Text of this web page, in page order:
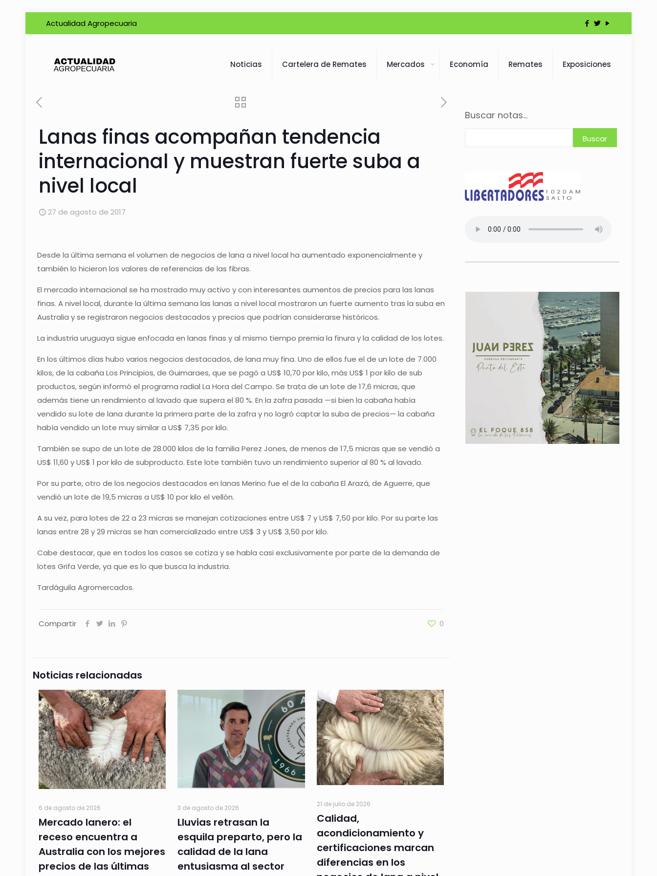
Actualidad Agropecuaria
Noticias Cartelera de Remates Mercados Economía Remates Exposiciones
Lanas finas acompañan tendencia
internacional y muestran fuerte suba a
nivel local
27 de agosto de 2017
Desde la última semana el volumen de negocios de lana a nivel local ha aumentado exponencialmente y
también lo hicieron los valores de referencias de las fibras.
El mercado internacional se ha mostrado muy activo y con interesantes aumentos de precios para las lanas
finas. A nivel local, durante la última semana las lanas a nivel local mostraron un fuerte aumento tras la suba en
Australia y se registraron negocios destacados y precios que podrían considerarse históricos.
La industria uruguaya sigue enfocada en lanas finas y al mismo tiempo premia la finura y la calidad de los lotes.
En los últimos días hubo varios negocios destacados, de lana muy fina. Uno de ellos fue el de un lote de 7.000
kilos, de la cabaña Los Principios, de Guimaraes, que se pagó a US$ 10,70 por kilo, más US$ 1 por kilo de sub
productos, según informó el programa radial La Hora del Campo. Se trata de un lote de 17,6 micras, que
además tiene un rendimiento al lavado que supera el 80 %. En la zafra pasada —si bien la cabaña había
vendido su lote de lana durante la primera parte de la zafra y no logró captar la suba de precios— la cabaña
había vendido un lote muy similar a US$ 7,35 por kilo.
También se supo de un lote de 28.000 kilos de la familia Perez Jones, de menos de 17,5 micras que se vendió a
US$ 11,60 y US$ 1 por kilo de subproducto. Este lote también tuvo un rendimiento superior al 80 % al lavado.
Por su parte, otro de los negocios destacados en lanas Merino fue el de la cabaña El Arazá, de Aguerre, que
vendió un lote de 19,5 micras a US$ 10 por kilo el vellón.
A su vez, para lotes de 22 a 23 micras se manejan cotizaciones entre US$ 7 y US$ 7,50 por kilo. Por su parte las
lanas entre 28 y 29 micras se han comercializado entre US$ 3 y US$ 3,50 por kilo.
Cabe destacar, que en todos los casos se cotiza y se habla casi exclusivamente por parte de la demanda de
lotes Grifa Verde, ya que es lo que busca la industria.
Tardáguila Agromercados.
Compartir 0
Noticias relacionadas
6 de agosto de 2026
Mercado lanero: el
receso encuentra a
Australia con los mejores
precios de las últimas
3 de agosto de 2026
Lluvias retrasan la
esquila preparto, pero la
calidad de la lana
entusiasma al sector
21 de julio de 2026
Calidad,
acondicionamiento y
certificaciones marcan
diferencias en los
Buscar notas...
Buscar